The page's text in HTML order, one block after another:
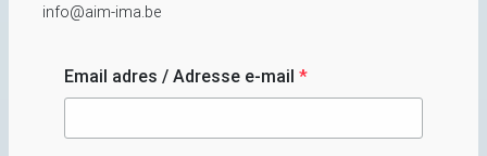
info@aim-ima.be
Email adres / Adresse e-mail *